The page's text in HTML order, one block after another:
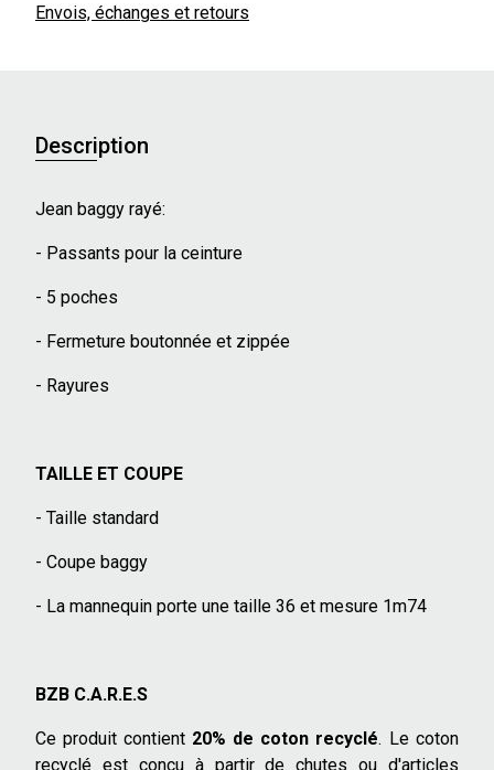
Envois, échanges et retours
Description
Jean baggy rayé:
- Passants pour la ceinture
- 5 poches
- Fermeture boutonnée et zippée
- Rayures
TAILLE ET COUPE
- Taille standard
- Coupe baggy
- La mannequin porte une taille 36 et mesure 1m74
BZB C.A.R.E.S
Ce produit contient 20% de coton recyclé. Le coton
recyclé est conçu à partir de chutes ou d'articles